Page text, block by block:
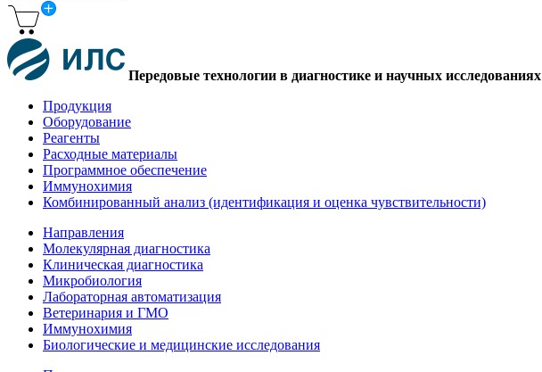
Передовые технологии в диагностике и научных исследованиях
Продукция
Оборудование
Реагенты
Расходные материалы
Программное обеспечение
Иммунохимия
Комбинированный анализ (идентификация и оценка чувствительности)
Направления
Молекулярная диагностика
Клиническая диагностика
Микробиология
Лабораторная автоматизация
Ветеринария и ГМО
Иммунохимия
Биологические и медицинские исследования